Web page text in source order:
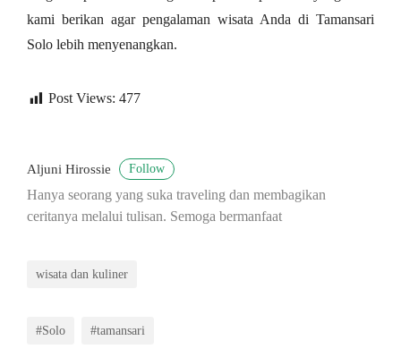
kami berikan agar pengalaman wisata Anda di Tamansari
Solo lebih menyenangkan.
Post Views: 477
Aljuni Hirossie Follow
Hanya seorang yang suka traveling dan membagikan
ceritanya melalui tulisan. Semoga bermanfaat
wisata dan kuliner
#Solo #tamansari